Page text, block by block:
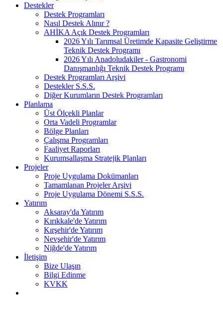
Destekler
Destek Programları
Nasıl Destek Alınır ?
AHİKA Açık Destek Programları
2026 Yılı Tarımsal Üretimde Kapasite Geliştirme
Teknik Destek Programı
2026 Yılı Anadoludakiler - Gastronomi
Danışmanlığı Teknik Destek Programı
Destek Programları Arşivi
Destekler S.S.S.
Diğer Kurumların Destek Programları
Planlama
Üst Ölçekli Planlar
Orta Vadeli Programlar
Bölge Planları
Çalışma Programları
Faaliyet Raporları
Kurumsallaşma Stratejik Planları
Projeler
Proje Uygulama Dokümanları
Tamamlanan Projeler Arşivi
Proje Uygulama Dönemi S.S.S.
Yatırım
Aksaray'da Yatırım
Kırıkkale'de Yatırım
Kırşehir'de Yatırım
Nevşehir'de Yatırım
Niğde'de Yatırım
İletişim
Bize Ulaşın
Bilgi Edinme
KVKK